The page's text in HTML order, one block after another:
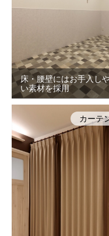
床・腰壁にはお手入し
い素材を採用
カーテ